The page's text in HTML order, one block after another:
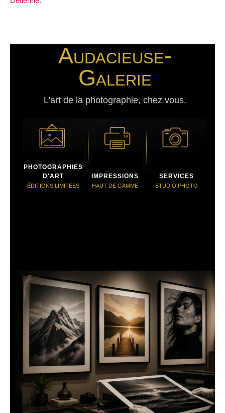
Audacieuse-
Galerie
L'art de la photographie, chez vous.
PHOTOGRAPHIES
D'ART
ÉDITIONS LIMITÉES
IMPRESSIONS
HAUT DE GAMME
SERVICES
STUDIO PHOTO